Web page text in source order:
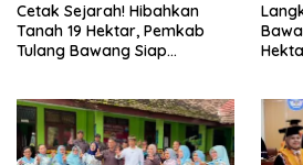
Cetak Sejarah! Hibahkan
Tanah 19 Hektar, Pemkab
Tulang Bawang Siap
Lampung